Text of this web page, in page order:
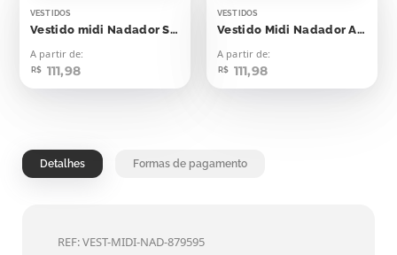
VESTIDOS
Vestido midi Nadador Soft Peach
A partir de:
R$ 111,98
VESTIDOS
Vestido Midi Nadador Amarelo Emoji
A partir de:
R$ 111,98
Detalhes Formas de pagamento
REF: VEST-MIDI-NAD-879595